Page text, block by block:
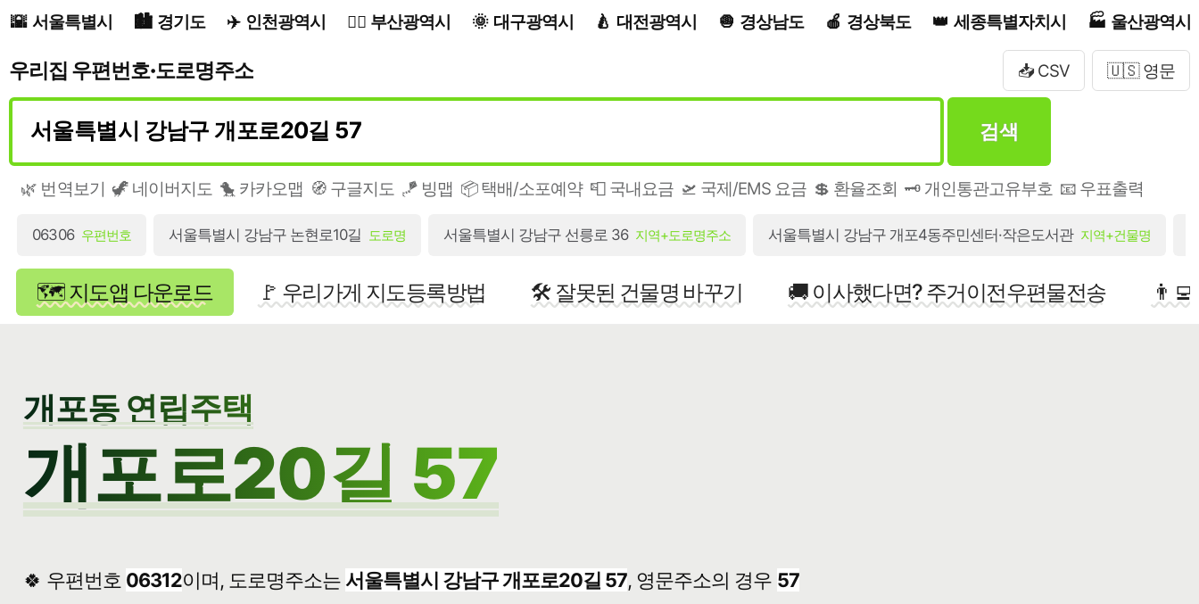
서울특별시 경기도 인천광역시 부산광역시 대구광역시 대전광역시 경상남도 경상북도 세종특별자치시 울산광역시
우리집 우편번호·도로명주소 📥 CSV 🇺🇸 영문
검색
🌿 번역보기 🦖 네이버지도 🐤 카카오맵 🧭 구글지도 🪁 빙맵 📦 택배/소포예약 📮 국내요금 🛫 국제/EMS 요금 💲 환율조회 🗝️ 개인통관고유부호 📧 우표출력
06306 우편번호 서울특별시 강남구 논현로10길 도로명 서울특별시 강남구 선릉로 36 지역+도로명주소 서울특별시 강남구 개포4동주민센터·작은도서관 지역+건물명
🗺️ 지도앱 다운로드 🚩 우리가게 지도등록방법 🛠️ 잘못된 건물명 바꾸기 🚚 이사했다면? 주거이전우편물전송
개포동 연립주택
개포로20길 57
🍀 우편번호 06312이며, 도로명주소는 서울특별시 강남구 개포로20길 57, 영문주소의 경우 57